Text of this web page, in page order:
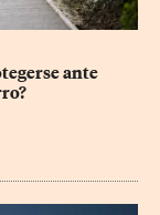
ante